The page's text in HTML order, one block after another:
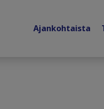
Ajankohtaista